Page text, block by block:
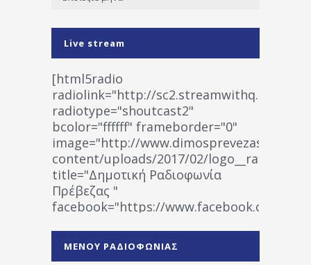
Live stream
[html5radio
radiolink="http://
radiotype="shoutcast2"
bcolor="ffffff" frameborder="0"
image="http://www.dimosprevezas.gr/wp-
content/uploads/2017/02/
title="Δημοτική Ραδιοφωνία
Πρέβεζας "
facebook="https://www.facebook.com/
1531194763766854/" artist="" ]
ΜΕΝΟΥ ΡΑΔΙΟΦΩΝΙΑΣ